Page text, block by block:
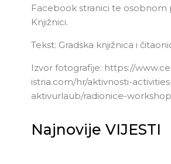
Facebook stranici te osobnom
Knjižnici.
Tekst: Gradska knjižnica i
Izvor fotografije: https://
istria.com/hr/aktivnosti-
aktivurlaub/radionice-workshop
Najnovije VIJESTI